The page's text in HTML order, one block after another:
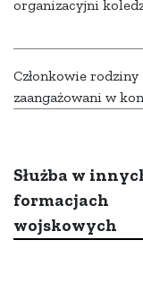
organizacyjni
Członkowie rodziny
zaangażowani w
Służba w
formacjach
wojskowych